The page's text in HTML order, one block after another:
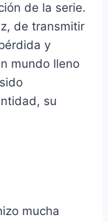
de la serie.
de transmitir
y
mundo lleno
su
mucha